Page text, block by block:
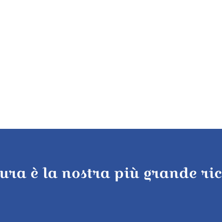
è la nostra più grande